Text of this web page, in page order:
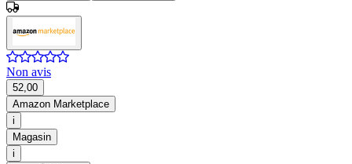
Non avis
52,00
Amazon Marketplace
i
Magasin
i